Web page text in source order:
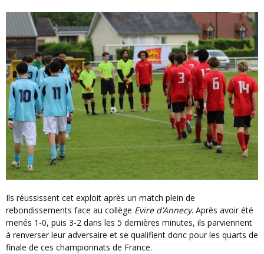
Ils réussissent cet exploit après un match plein de
rebondissements face au collège Evire d’Annecy. Après avoir été
menés 1-0, puis 3-2 dans les 5 dernières minutes, ils parviennent
à renverser leur adversaire et se qualifient donc pour les quarts de
finale de ces championnats de France.